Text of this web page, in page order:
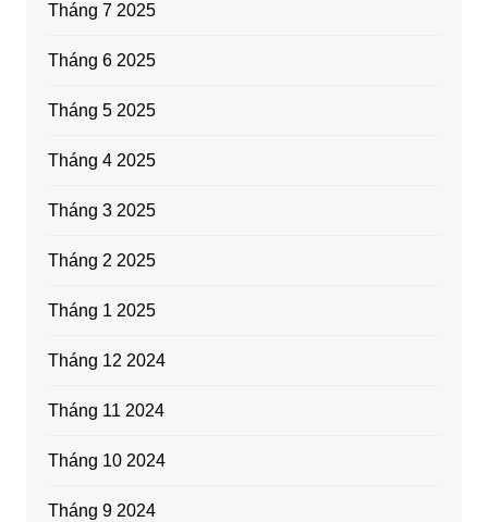
Tháng 7 2025
Tháng 6 2025
Tháng 5 2025
Tháng 4 2025
Tháng 3 2025
Tháng 2 2025
Tháng 1 2025
Tháng 12 2024
Tháng 11 2024
Tháng 10 2024
Tháng 9 2024